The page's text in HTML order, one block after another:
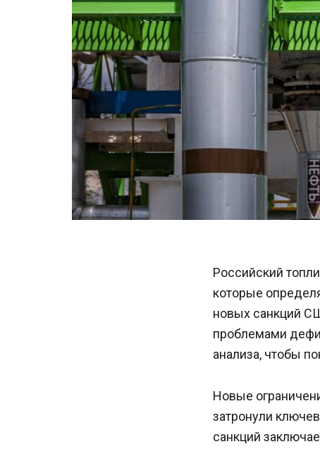
Российский
которые
новых санкций
проблемами
анализа, чтобы
Новые
затронули
санкций